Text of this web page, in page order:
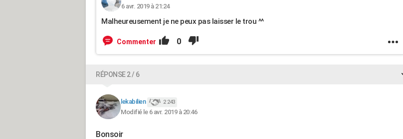
6 avr. 2019 à 21:24
Malheureusement je ne peux pas laisser le trou ^^
Commenter 0
RÉPONSE 2 / 6
lekabilien 2 243
Modifié le 6 avr. 2019 à 20:46
Bonsoir